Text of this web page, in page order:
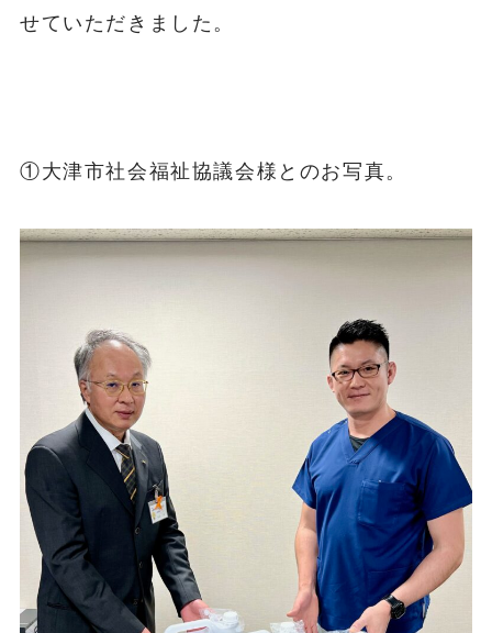
せていただきました。
①大津市社会福祉協議会様とのお写真。